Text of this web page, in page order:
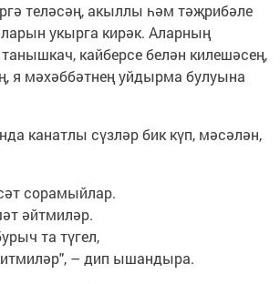
теләсәң, акыллы һәм тәҗрибәле
укырга кирәк. Аларның
кайберсе белән килешәсең,
я мәхәббәтнең уйдырма булуына
канатлы сүзләр бик күп, мәсәлән,
сорамыйлар.
әйтмиләр.
та түгел,
итмиләр", – дип ышандыра.